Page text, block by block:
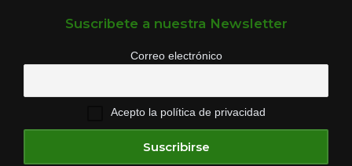
Suscribete a nuestra Newsletter
Correo electrónico
Acepto la política de privacidad